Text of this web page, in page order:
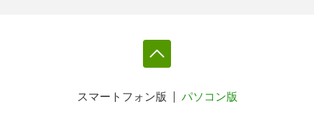
スマートフォン版 パソコン版